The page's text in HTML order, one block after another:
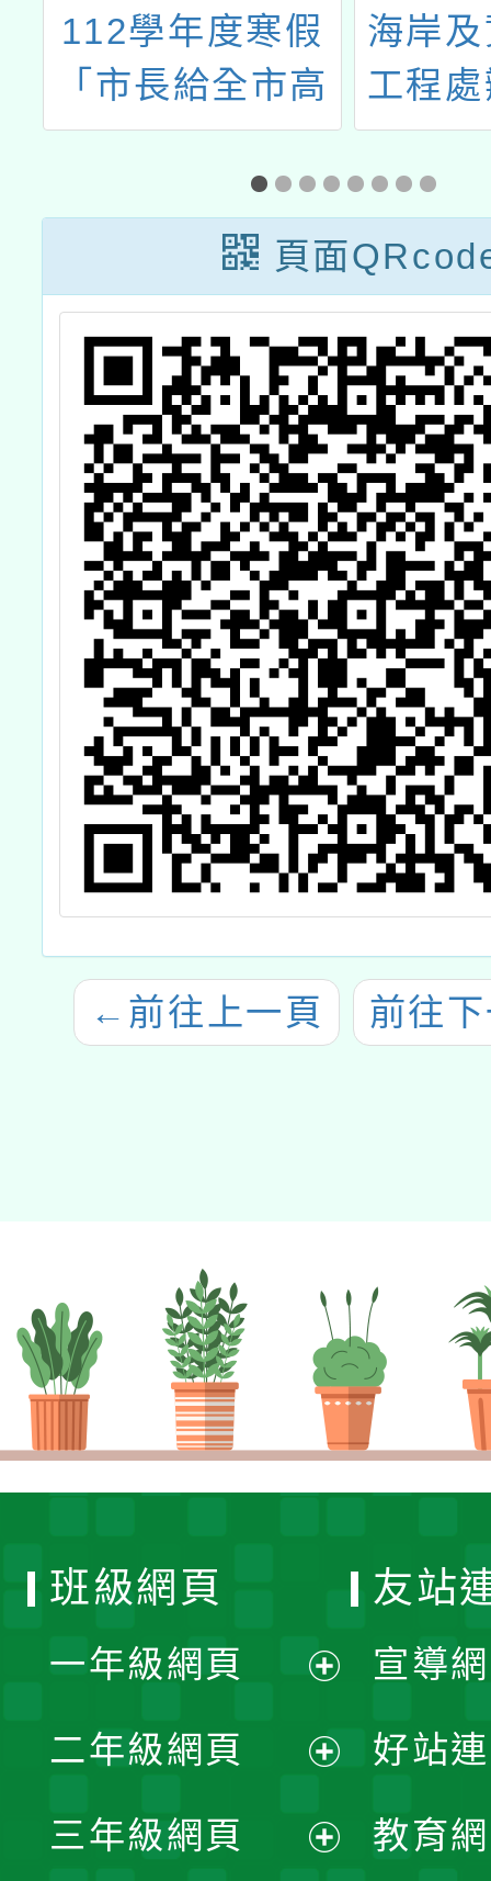
112學年度寒假
「市長給全市高
國中小學生家長
的一封信」一案
海岸
工程
海相遇
海洋
活動
頁面
← 前往上一頁 前往
班級網頁
一年級網頁
開
選
二年級網頁
開
三年級網頁
友站
宣導
好站
教育